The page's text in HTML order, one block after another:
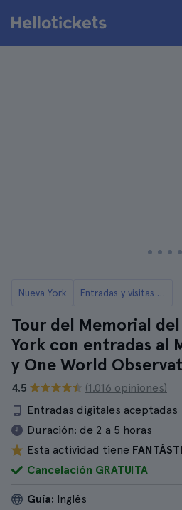
Nueva York Entradas y visitas al Memorial y Museo del 11S de Nueva York
Tour del Memorial del
York con entradas al
y One World
4.5
(1.016 opiniones)
Entradas digitales aceptadas
Duración: de 2 a 5 horas
Esta actividad tiene
Cancelación GRATUITA
Guía: Inglés